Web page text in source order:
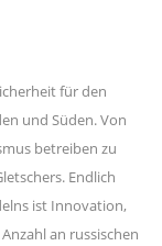
für den
und Süden. Von
betreiben zu
Endlich
ist Innovation,
an russischen